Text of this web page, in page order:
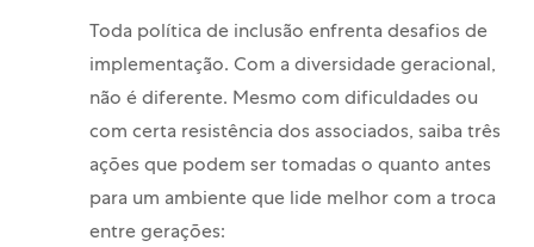
Toda política de inclusão enfrenta desafios de
implementação. Com a diversidade geracional,
não é diferente. Mesmo com dificuldades ou
com certa resistência dos associados, saiba três
ações que podem ser tomadas o quanto antes
para um ambiente que lide melhor com a troca
entre gerações: